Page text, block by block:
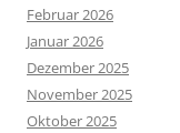
Februar 2026
Januar 2026
Dezember 2025
November 2025
Oktober 2025